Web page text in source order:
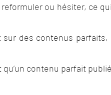
ou hésiter, ce
des contenus
contenu parfait